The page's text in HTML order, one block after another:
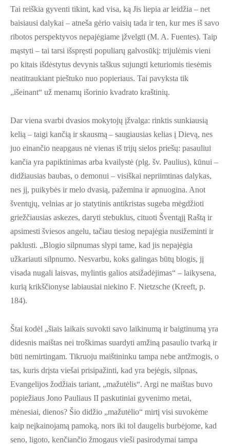
Tai reiškia gyventi tikint, kad visa, ką Jis liepia ar leidžia – net
baisiausi dalykai – atneša gėrio vaisių tada ir ten, kur mes iš savo
ribotos perspektyvos nepajėgiame įžvelgti (M. A. Fuentes). Taip
mąstyti – tai tarsi išspręsti populiarų galvosūkį: trijulėmis vieni
po kitais išdėstytus devynis taškus sujungti keturiomis tiesėmis
neatitraukiant pieštuko nuo popieriaus. Tai pavyksta tik
„išeinant“ už menamų išorinio kvadrato kraštinių.
Dar viena svarbi dvasios mokytojų įžvalga: rinktis sunkiausią
kelią – taigi kančią ir skausmą – saugiausias kelias į Dievą, nes
juo einančio neapgaus nė vienas iš trijų sielos priešų: pasauliui
kančia yra papiktinimas arba kvailystė (plg. šv. Paulius), kūnui –
didžiausias baubas, o demonui – visiškai nepriimtinas dalykas,
nes jį, puikybės ir melo dvasią, pažemina ir apnuogina. Anot
šventųjų, velnias ar jo statytinis antikristas sugeba mėgdžioti
griežčiausias askezes, daryti stebuklus, cituoti Šventąjį Raštą ir
apsimesti šviesos angelu, tačiau tiesiog nepajėgia nusižeminti ir
paklusti. „Blogio silpnumas slypi tame, kad jis nepajėgia
užkariauti silpnumo. Nesvarbu, koks galingas būtų blogis, jį
visada nugali laisvas, mylintis galios atsižadėjimas“ – laikysena,
kurią krikščionyse labiausiai niekino F. Nietzsche (Kreeft, p.
184).
Štai kodėl „šiais laikais suvokti savo laikinumą ir baigtinumą yra
didesnis maištas nei troškimas suardyti amžiną pasaulio tvarką ir
būti nemirtingam. Tikruoju maištininku tampa nebe antžmogis, o
tas, kuris drįsta viešai prisipažinti, kad yra bejėgis, silpnas,
Evangelijos žodžiais tariant, „mažutėlis“. Argi ne maištas buvo
popiežiaus Jono Pauliaus II paskutiniai gyvenimo metai,
mėnesiai, dienos? Šio didžio „mažutėlio“ mirtį visi suvokėme
kaip neįkainojamą pamoką, nors iki tol daugelis burbėjome, kad
seno, ligoto, kenčiančio žmogaus vieši pasirodymai tampa